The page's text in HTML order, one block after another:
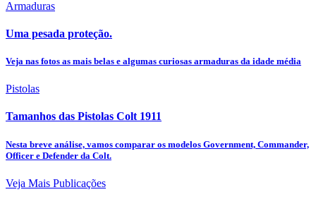
Armaduras
Uma pesada proteção.
Veja nas fotos as mais belas e algumas curiosas armaduras da idade média
Pistolas
Tamanhos das Pistolas Colt 1911
Nesta breve análise, vamos comparar os modelos Government, Commander,
Officer e Defender da Colt.
Veja Mais Publicações